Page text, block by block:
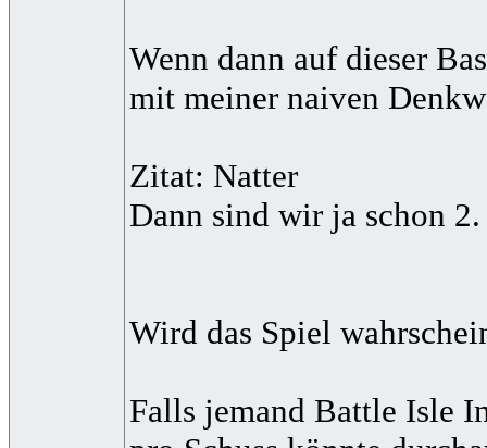
Wenn dann auf dieser
mit meiner naiven
Zitat: Natter
Dann sind wir ja schon
Wird das Spiel
Falls jemand Battle Isle